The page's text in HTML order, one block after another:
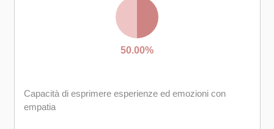
50.00%
Capacità di esprimere esperienze ed emozioni con
empatia